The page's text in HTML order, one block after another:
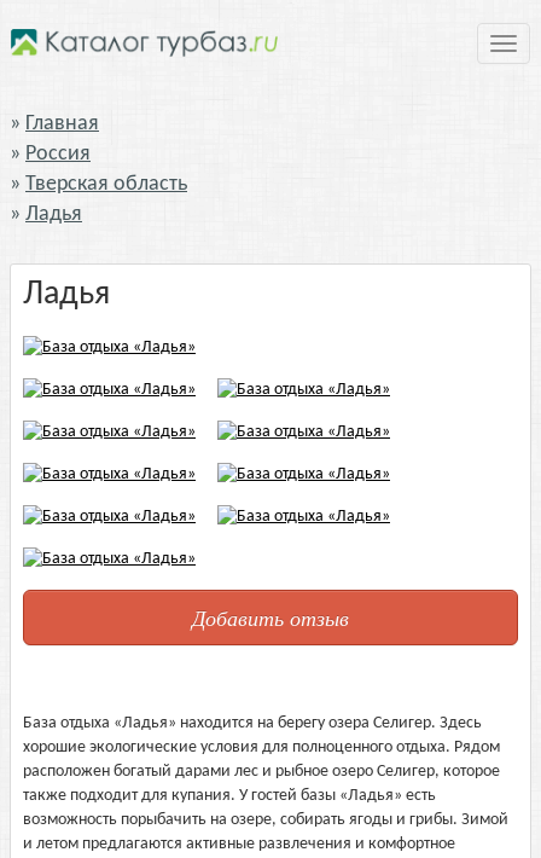
Главная
Россия
Тверская область
Ладья
Ладья
Добавить отзыв
База отдыха «Ладья» находится на берегу озера Селигер. Здесь
хорошие экологические условия для полноценного отдыха. Рядом
расположен богатый дарами лес и рыбное озеро Селигер, которое
также подходит для купания. У гостей базы «Ладья» есть
возможность порыбачить на озере, собирать ягоды и грибы. Зимой
и летом предлагаются активные развлечения и комфортное